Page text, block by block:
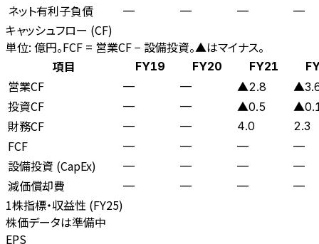
ネット有利子負債 — — — —
キャッシュフロー (CF)
単位: 億円。FCF = 営業CF − 設備投資。▲はマイナス。
項目
FY19 FY20 FY21
営業CF — — ▲2.8
投資CF — — ▲0.5
財務CF — — 4.0 2.3
FCF — — — —
設備投資 (CapEx) — — — —
減価償却費 — — — —
1株指標・収益性 (FY25)
株価データは準備中
EPS